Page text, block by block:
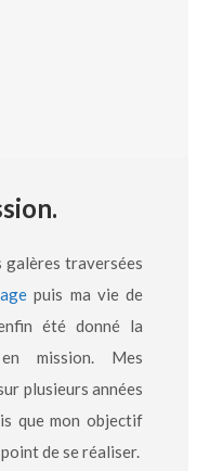
galères traversées
puis ma vie de
été donné la
mission. Mes
plusieurs années
que mon objectif
de se réaliser.